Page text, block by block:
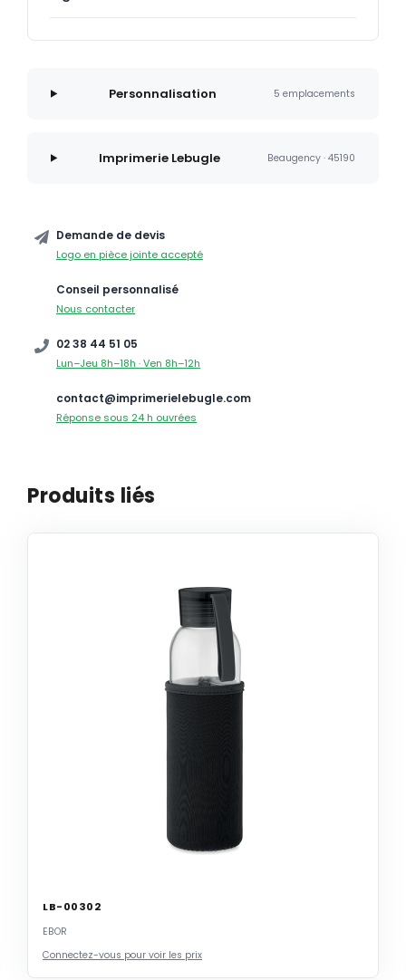
Personnalisation 5 emplacements
Imprimerie Lebugle Beaugency · 45190
Demande de devis
Logo en pièce jointe accepté
Conseil personnalisé
Nous contacter
02 38 44 51 05
Lun–Jeu 8h–18h · Ven 8h–12h
contact@imprimerielebugle.com
Réponse sous 24 h ouvrées
Produits liés
LB-00302
EBOR
Connectez-vous pour voir les prix